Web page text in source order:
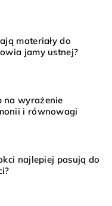
materiały do
jamy ustnej?
na wyrażenie
i równowagi
najlepiej pasują do